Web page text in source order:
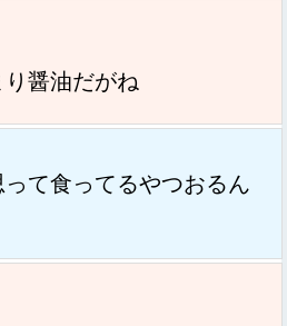
醤油だがね
て食ってるやつおるん